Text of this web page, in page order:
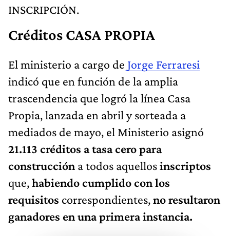
INSCRIPCIÓN.
Créditos CASA PROPIA
El ministerio a cargo de Jorge Ferraresi
indicó que en función de la amplia
trascendencia que logró la línea Casa
Propia, lanzada en abril y sorteada a
mediados de mayo, el Ministerio asignó
21.113 créditos a tasa cero para
construcción a todos aquellosinscriptos
que,habiendo cumplido con los
requisitos correspondientes,no resultaron
ganadores en una primera instancia.